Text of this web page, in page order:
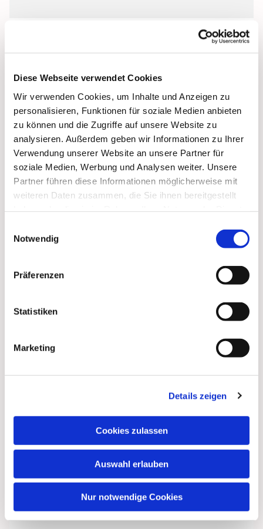
Diese Webseite verwendet Cookies
Wir verwenden Cookies, um Inhalte und Anzeigen zu
personalisieren, Funktionen für soziale Medien anbieten
zu können und die Zugriffe auf unsere Website zu
analysieren. Außerdem geben wir Informationen zu Ihrer
Verwendung unserer Website an unsere Partner für
soziale Medien, Werbung und Analysen weiter. Unsere
Partner führen diese Informationen möglicherweise mit
weiteren Daten zusammen, die Sie ihnen bereitgestellt
Notwendig
Präferenzen
Statistiken
Marketing
Details zeigen
Cookies zulassen
Auswahl erlauben
Nur notwendige Cookies
Dies könnte Sie auch